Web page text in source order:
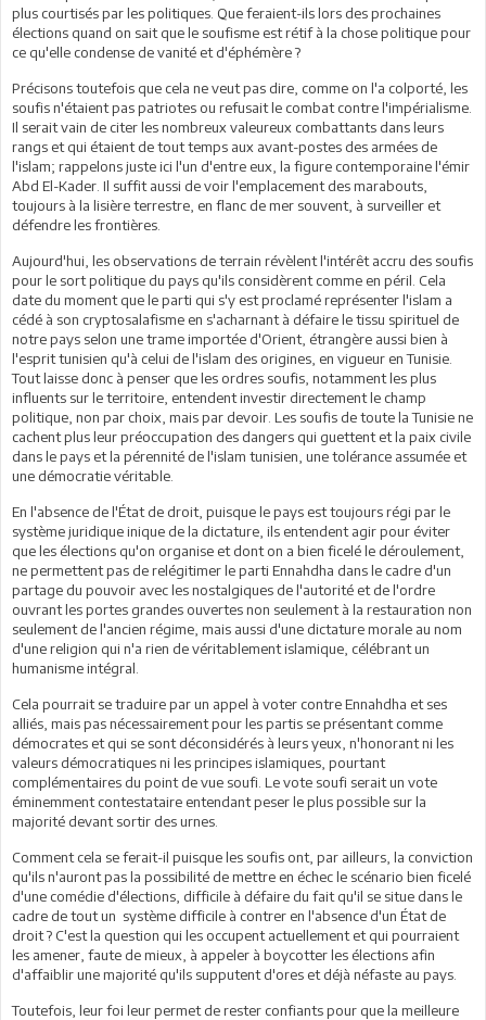
plus courtisés par les politiques. Que feraient-ils lors des prochaines
élections quand on sait que le soufisme est rétif à la chose politique pour
ce qu'elle condense de vanité et d'éphémère ?
Précisons toutefois que cela ne veut pas dire, comme on l'a colporté, les
soufis n'étaient pas patriotes ou refusait le combat contre l'impérialisme.
Il serait vain de citer les nombreux valeureux combattants dans leurs
rangs et qui étaient de tout temps aux avant-postes des armées de
l'islam; rappelons juste ici l'un d'entre eux, la figure contemporaine l'émir
Abd El-Kader. Il suffit aussi de voir l'emplacement des marabouts,
toujours à la lisière terrestre, en flanc de mer souvent, à surveiller et
défendre les frontières.
Aujourd'hui, les observations de terrain révèlent l'intérêt accru des soufis
pour le sort politique du pays qu'ils considèrent comme en péril. Cela
date du moment que le parti qui s'y est proclamé représenter l'islam a
cédé à son cryptosalafisme en s'acharnant à défaire le tissu spirituel de
notre pays selon une trame importée d'Orient, étrangère aussi bien à
l'esprit tunisien qu'à celui de l'islam des origines, en vigueur en Tunisie.
Tout laisse donc à penser que les ordres soufis, notamment les plus
influents sur le territoire, entendent investir directement le champ
politique, non par choix, mais par devoir. Les soufis de toute la Tunisie ne
cachent plus leur préoccupation des dangers qui guettent et la paix civile
dans le pays et la pérennité de l'islam tunisien, une tolérance assumée et
une démocratie véritable.
En l'absence de l'État de droit, puisque le pays est toujours régi par le
système juridique inique de la dictature, ils entendent agir pour éviter
que les élections qu'on organise et dont on a bien ficelé le déroulement,
ne permettent pas de relégitimer le parti Ennahdha dans le cadre d'un
partage du pouvoir avec les nostalgiques de l'autorité et de l'ordre
ouvrant les portes grandes ouvertes non seulement à la restauration non
seulement de l'ancien régime, mais aussi d'une dictature morale au nom
d'une religion qui n'a rien de véritablement islamique, célébrant un
humanisme intégral.
Cela pourrait se traduire par un appel à voter contre Ennahdha et ses
alliés, mais pas nécessairement pour les partis se présentant comme
démocrates et qui se sont déconsidérés à leurs yeux, n'honorant ni les
valeurs démocratiques ni les principes islamiques, pourtant
complémentaires du point de vue soufi. Le vote soufi serait un vote
éminemment contestataire entendant peser le plus possible sur la
majorité devant sortir des urnes.
Comment cela se ferait-il puisque les soufis ont, par ailleurs, la conviction
qu'ils n'auront pas la possibilité de mettre en échec le scénario bien ficelé
d'une comédie d'élections, difficile à défaire du fait qu'il se situe dans le
cadre de tout un système difficile à contrer en l'absence d'un État de
droit ? C'est la question qui les occupent actuellement et qui pourraient
les amener, faute de mieux, à appeler à boycotter les élections afin
d'affaiblir une majorité qu'ils supputent d'ores et déjà néfaste au pays.
Toutefois, leur foi leur permet de rester confiants pour que la meilleure